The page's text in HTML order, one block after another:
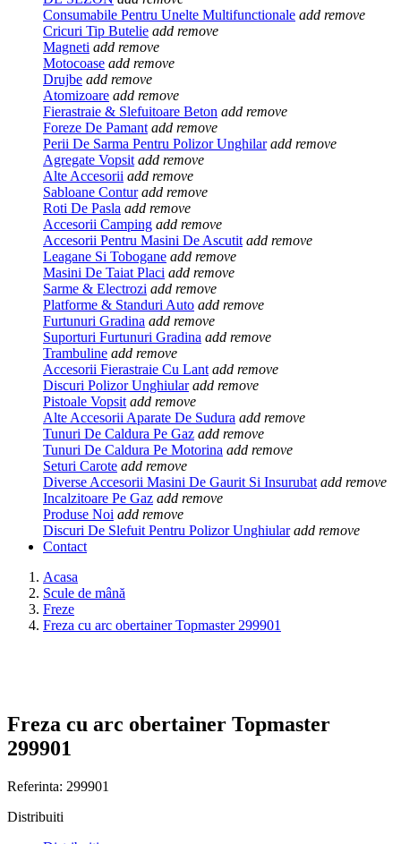
Consumabile Pentru Unelte Multifunctionale add remove
Cricuri Tip Butelie add remove
Magneti add remove
Motocoase add remove
Drujbe add remove
Atomizoare add remove
Fierastraie & Slefuitoare Beton add remove
Foreze De Pamant add remove
Perii De Sarma Pentru Polizor Unghilar add remove
Agregate Vopsit add remove
Alte Accesorii add remove
Sabloane Contur add remove
Roti De Pasla add remove
Accesorii Camping add remove
Accesorii Pentru Masini De Ascutit add remove
Leagane Si Tobogane add remove
Masini De Taiat Placi add remove
Sarme & Electrozi add remove
Platforme & Standuri Auto add remove
Furtunuri Gradina add remove
Suporturi Furtunuri Gradina add remove
Trambuline add remove
Accesorii Fierastraie Cu Lant add remove
Discuri Polizor Unghiular add remove
Pistoale Vopsit add remove
Alte Accesorii Aparate De Sudura add remove
Tunuri De Caldura Pe Gaz add remove
Tunuri De Caldura Pe Motorina add remove
Seturi Carote add remove
Diverse Accesorii Masini De Gaurit Si Insurubat add remove
Incalzitoare Pe Gaz add remove
Produse Noi add remove
Discuri De Slefuit Pentru Polizor Unghiular add remove
Contact
Acasa
Scule de mână
Freze
Freza cu arc obertainer Topmaster 299901
Freza cu arc obertainer Topmaster
299901
Referinta: 299901
Distribuiti